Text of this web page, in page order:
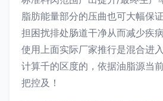
脂肪能量部分的压曲也可大幅保
担困扰排处肠道干净从而减少疾
使用上面实际厂家推行是混合进
计算千的区度的，依据油脂源当
把控及！